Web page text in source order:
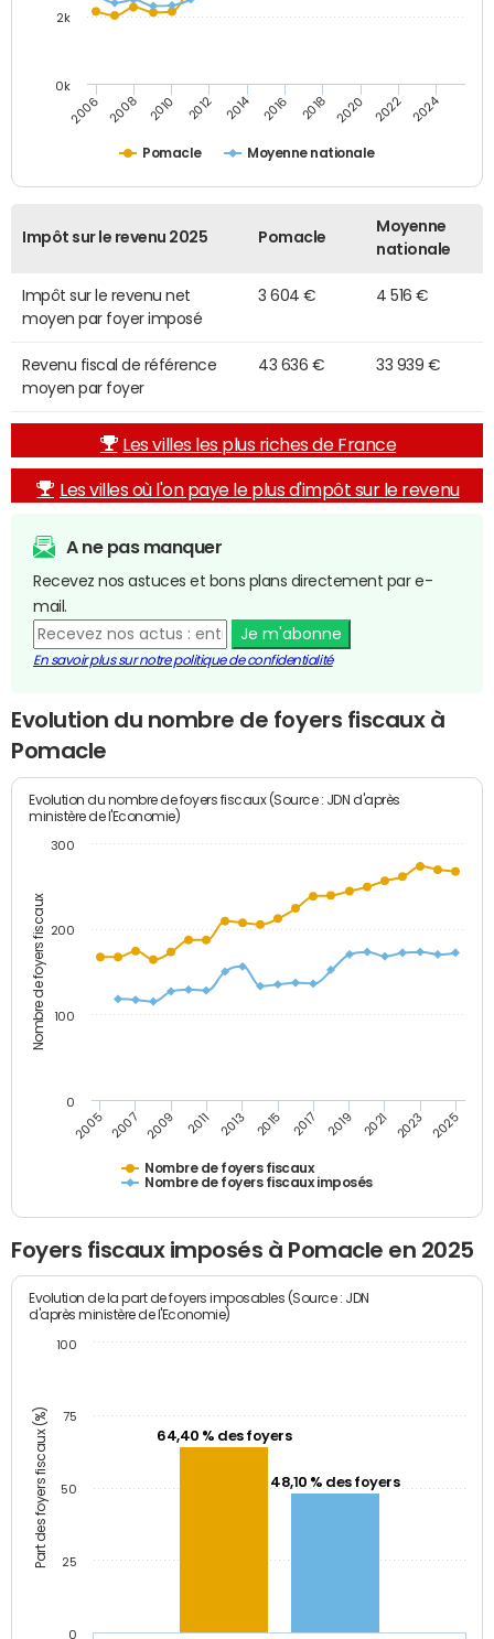
Pomacle Moyenne nationale
2006 2008 2010 2012 2014 2016 2018 2020 2022 2024
0k
2k
Impôt sur le revenu 2025 Pomacle
Moyenne
nationale
Impôt sur le revenu net
moyen par foyer imposé
3 604 € 4 516 €
Revenu fiscal de référence
moyen par foyer
43 636 € 33 939 €
Les villes les plus riches de France
Les villes où l'on paye le plus d'impôt sur le revenu
A ne pas manquer
Recevez nos astuces et bons plans directement par e-
mail.
Je m'abonne
En savoir plus sur notre politique de confidentialité
Evolution du nombre de foyers fiscaux à
Pomacle
Nombre de foyers fiscaux
Evolution du nombre de foyers fiscaux (Source : JDN d'après
ministère de l'Economie)
Nombre de foyers fiscaux
Nombre de foyers fiscaux imposés
2005 2007 2009 2011 2013 2015 2017 2019 2021 2023 2025
0
100
200
300
Foyers fiscaux imposés à Pomacle en 2025
Part des foyers fiscaux (%)
Evolution de la part de foyers imposables (Source : JDN
d'après ministère de l'Economie)
64,40 % des foyers
48,10 % des foyers
0
25
50
75
100